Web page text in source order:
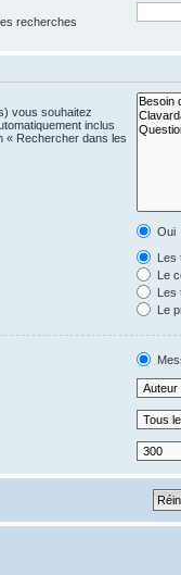
recherches
vous souhaitez
inclus
« Rechercher dans les
Oui
Les
Le
Les
Le